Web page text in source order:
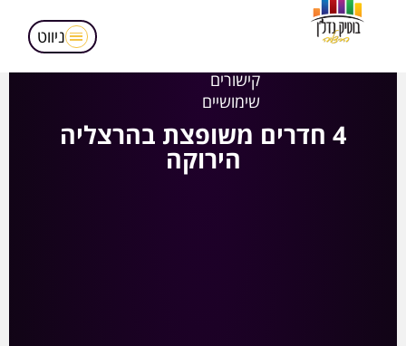
קישורים
שימושיים
ניווט
4 חדרים משופצת בהרצליה
הירוקה